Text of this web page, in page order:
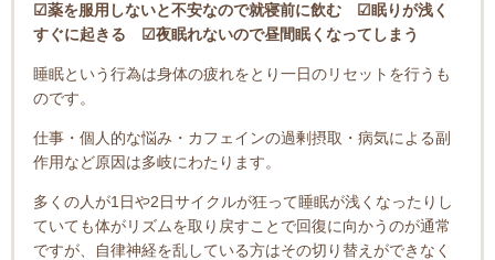
☑薬を服用しないと不安なので就寝前に飲む ☑眠りが浅く
すぐに起きる ☑夜眠れないので昼間眠くなってしまう
睡眠という行為は身体の疲れをとり一日のリセットを行うも
のです。
仕事・個人的な悩み・カフェインの過剰摂取・病気による副
作用など原因は多岐にわたります。
多くの人が1日や2日サイクルが狂って睡眠が浅くなったりし
ていても体がリズムを取り戻すことで回復に向かうのが通常
ですが、自律神経を乱している方はその切り替えができなく